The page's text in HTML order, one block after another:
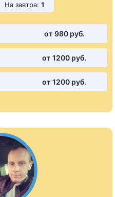
На завтра: 1
от 980 pуб.
от 1200 pуб.
от 1200 pуб.